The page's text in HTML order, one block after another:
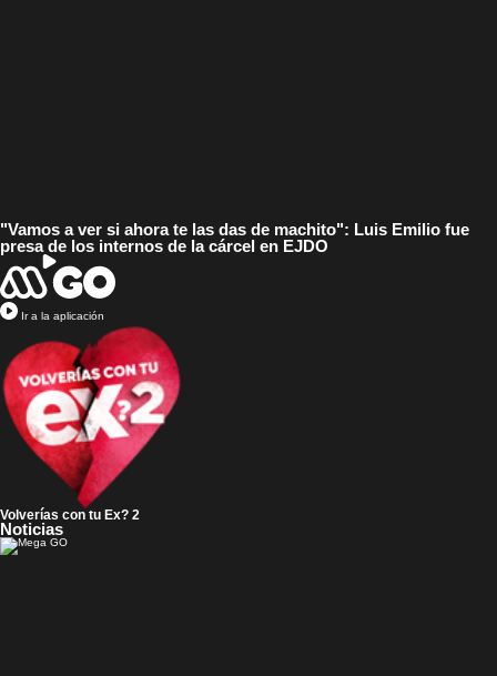
"Vamos a ver si ahora te las das de machito": Luis Emilio fue
presa de los internos de la cárcel en EJDO
Ir a la aplicación
Volverías con tu Ex? 2
Noticias